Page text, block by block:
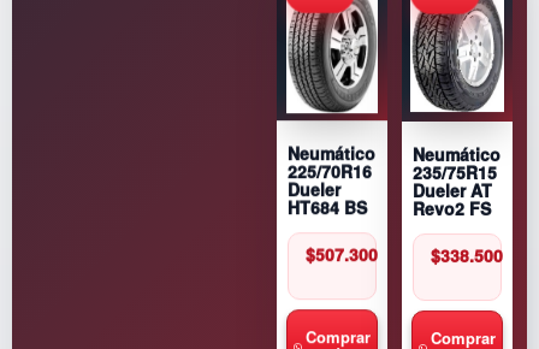
Neumático
225/70R16
Dueler
HT684 BS
$507.300
Comprar
Neumático
235/75R15
Dueler AT
Revo2 FS
$338.500
Comprar